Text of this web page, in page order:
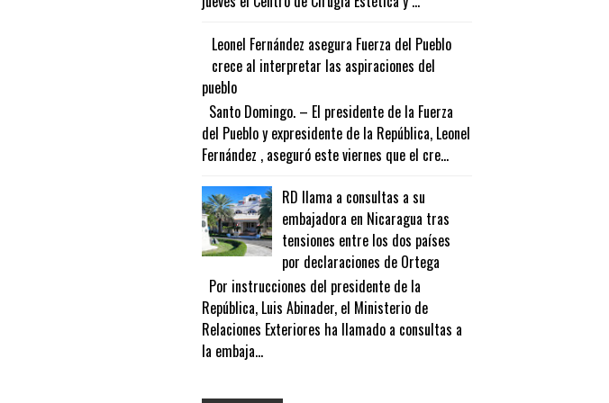
Leonel Fernández asegura Fuerza del Pueblo
crece al interpretar las aspiraciones del
pueblo
Santo Domingo. – El presidente de la Fuerza
del Pueblo y expresidente de la República, Leonel
Fernández , aseguró este viernes que el cre...
RD llama a consultas a su
embajadora en Nicaragua tras
tensiones entre los dos países
por declaraciones de Ortega
Por instrucciones del presidente de la
República, Luis Abinader, el Ministerio de
Relaciones Exteriores ha llamado a consultas a
la embaja...